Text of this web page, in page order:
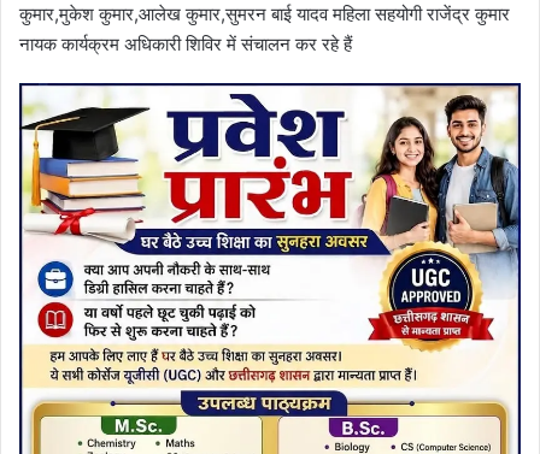
कुमार,मुकेश कुमार,आलेख कुमार,सुमरन बाई यादव महिला सहयोगी राजेंद्र कुमार
नायक कार्यक्रम अधिकारी शिविर में संचालन कर रहे हैं